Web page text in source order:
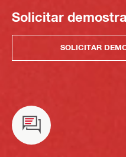
Solicitar
SOLICITAR